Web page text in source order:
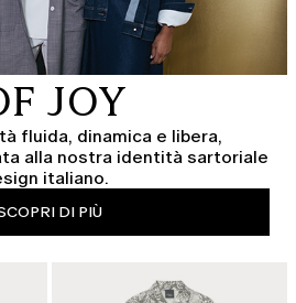
JOY
fluida, dinamica e libera,
alla nostra identità sartoriale
italiano.
DI PIÙ